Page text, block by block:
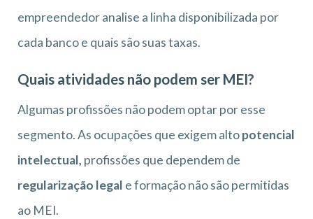
empreendedor analise a linha disponibilizada por
cada banco e quais são suas taxas.
Quais atividades não podem ser MEI?
Algumas profissões não podem optar por esse
segmento. As ocupações que exigem altopotencial
intelectual, profissões que dependem de
regularização legal e formação não são permitidas
ao MEI.